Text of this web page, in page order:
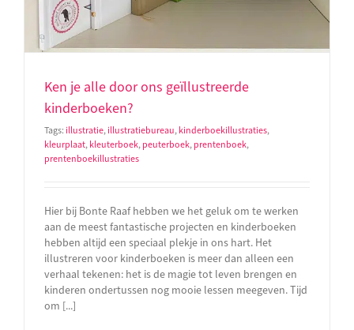
Ken je alle door ons geïllustreerde
kinderboeken?
Tags: illustratie,illustratiebureau,kinderboekillustraties,
kleurplaat,kleuterboek,peuterboek,prentenboek,
prentenboekillustraties
Hier bij Bonte Raaf hebben we het geluk om te werken
aan de meest fantastische projecten en kinderboeken
hebben altijd een speciaal plekje in ons hart. Het
illustreren voor kinderboeken is meer dan alleen een
verhaal tekenen: het is de magie tot leven brengen en
kinderen ondertussen nog mooie lessen meegeven. Tijd
om [...]